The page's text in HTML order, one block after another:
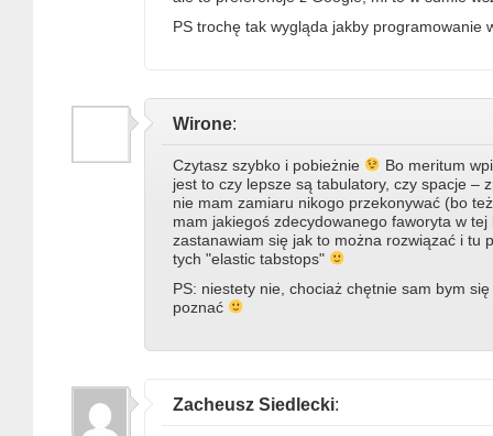
PS trochę tak wygląda jakby programowanie
Wirone:
Czytasz szybko i pobieżnie
Bo meritum
jest to czy lepsze są tabulatory, czy spacje –
nie mam zamiaru nikogo przekonywać (bo
mam jakiegoś zdecydowanego faworyta w
zastanawiam się jak to można rozwiązać i tu
tych "elastic tabstops"
PS: niestety nie, chociaż chętnie sam bym
poznać
Zacheusz Siedlecki: